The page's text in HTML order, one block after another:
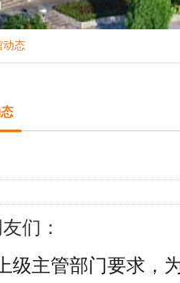
动态
们：
级主管部门要求，